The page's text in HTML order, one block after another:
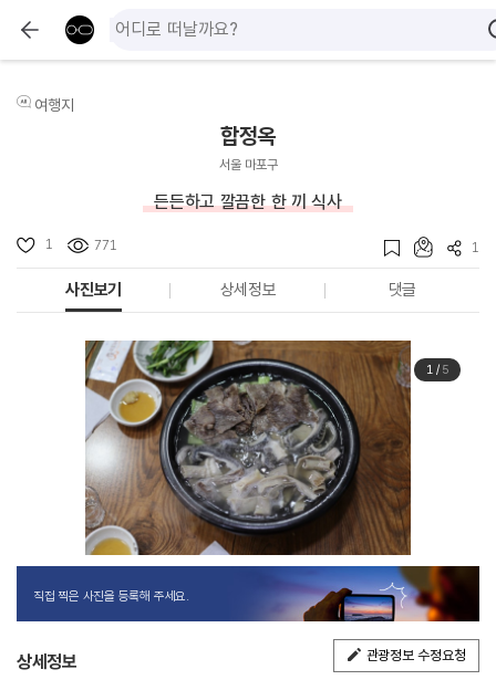
여행지
합정옥
서울 마포구
든든하고 깔끔한 한 끼 식사
1 771 1
사진보기 상세정보 댓글
1/ 5
직접 찍은 사진을 등록해 주세요.
상세정보 관광정보 수정요청